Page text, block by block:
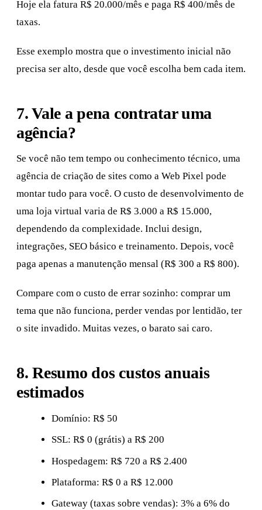
Hoje ela fatura R$ 20.000/mês e paga R$ 400/mês de
taxas.
Esse exemplo mostra que o investimento inicial não
precisa ser alto, desde que você escolha bem cada item.
7. Vale a pena contratar uma
agência?
Se você não tem tempo ou conhecimento técnico, uma
agência de criação de sites como a Web Pixel pode
montar tudo para você. O custo de desenvolvimento de
uma loja virtual varia de R$ 3.000 a R$ 15.000,
dependendo da complexidade. Inclui design,
integrações, SEO básico e treinamento. Depois, você
paga apenas a manutenção mensal (R$ 300 a R$ 800).
Compare com o custo de errar sozinho: comprar um
tema que não funciona, perder vendas por lentidão, ter
o site invadido. Muitas vezes, o barato sai caro.
8. Resumo dos custos anuais
estimados
Domínio: R$ 50
SSL: R$ 0 (grátis) a R$ 200
Hospedagem: R$ 720 a R$ 2.400
Plataforma: R$ 0 a R$ 12.000
Gateway (taxas sobre vendas): 3% a 6% do